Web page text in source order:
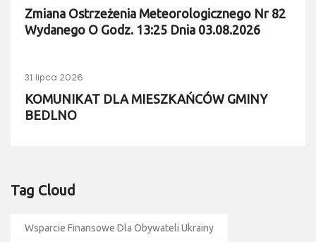
Zmiana Ostrzeżenia Meteorologicznego Nr 82
Wydanego O Godz. 13:25 Dnia 03.08.2026
31 lipca 2026
KOMUNIKAT DLA MIESZKAŃCÓW GMINY
BEDLNO
Tag Cloud
Wsparcie Finansowe Dla Obywateli Ukrainy